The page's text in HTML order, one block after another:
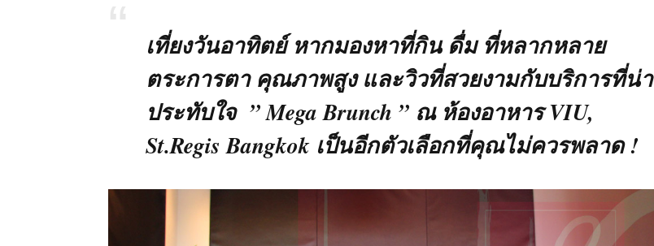
เที่ยงวันอาทิตย์ หากมองหาที่กิน ดื่ม ที่หลากหลาย
ตระการตา คุณภาพสูง และวิวที่สวยงามกับบริการที่น่า
ประทับใจ ” Mega Brunch ” ณ ห้องอาหาร VIU,
St.Regis Bangkok เป็นอีกตัวเลือกที่คุณไม่ควรพลาด !